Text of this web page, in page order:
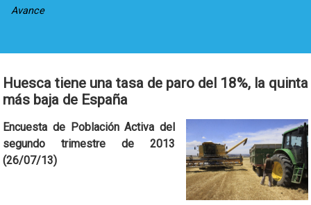
Avance
Huesca tiene una tasa de paro del 18%, la quinta
más baja de España
Encuesta de Población Activa del
segundo trimestre de 2013
(26/07/13)